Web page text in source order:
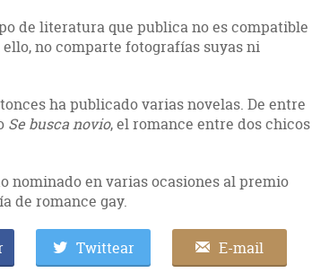
de literatura que publica no es compatible
no comparte fotografías suyas ni
ha publicado varias novelas. De entre
Se busca novio, el romance entre dos chicos
nominado en varias ocasiones al premio
de romance gay.
Twittear E-mail